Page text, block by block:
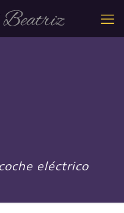
eléctrico